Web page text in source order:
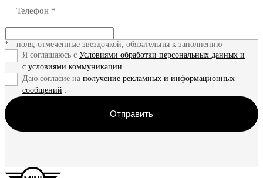
Телефон *
* - поля, отмеченные звездочкой, обязательны к заполнению
Я соглашаюсь с Условиями обработки персональных данных и
с условиями коммуникации
Даю согласие на получение рекламных и информационных
сообщений
Отправить